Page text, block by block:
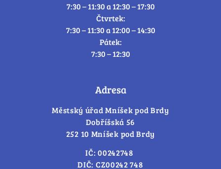
7:30 – 11:30 a 12:30 – 17:30
Čtvrtek:
7:30 – 11:30 a 12:00 – 14:30
Pátek:
7:30 – 12:30
Adresa
Městský úřad Mníšek pod Brdy
Dobříšská 56
252 10 Mníšek pod Brdy
IČ: 00242748
DIČ: CZ00242 748